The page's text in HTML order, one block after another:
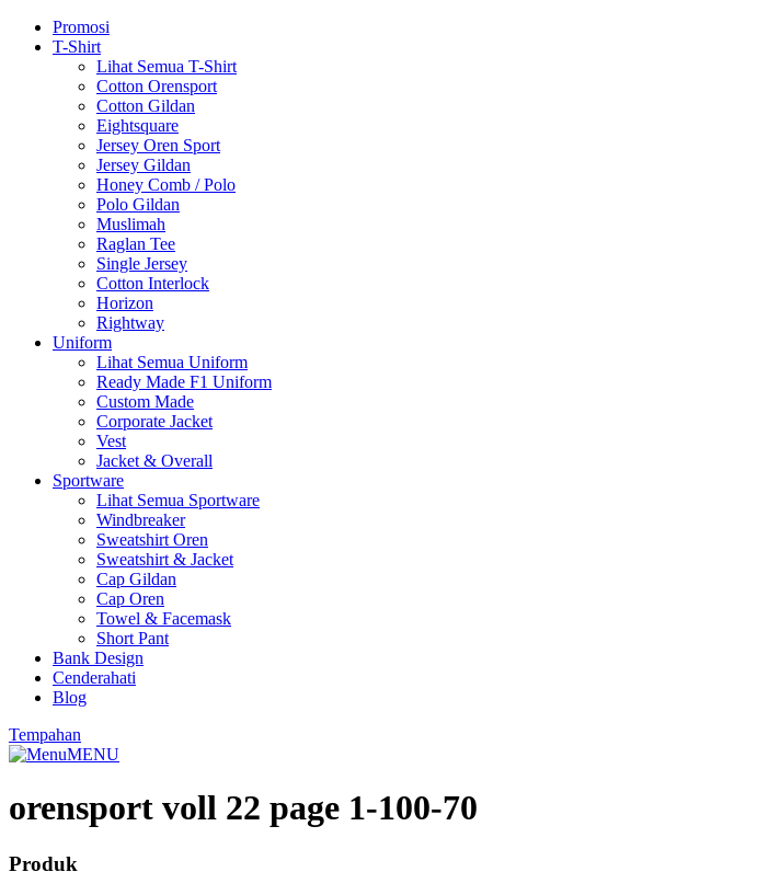
Promosi
T-Shirt
Lihat Semua T-Shirt
Cotton Orensport
Cotton Gildan
Eightsquare
Jersey Oren Sport
Jersey Gildan
Honey Comb / Polo
Polo Gildan
Muslimah
Raglan Tee
Single Jersey
Cotton Interlock
Horizon
Rightway
Uniform
Lihat Semua Uniform
Ready Made F1 Uniform
Custom Made
Corporate Jacket
Vest
Jacket & Overall
Sportware
Lihat Semua Sportware
Windbreaker
Sweatshirt Oren
Sweatshirt & Jacket
Cap Gildan
Cap Oren
Towel & Facemask
Short Pant
Bank Design
Cenderahati
Blog
Tempahan
MENU
orensport voll 22 page 1-100-70
Produk